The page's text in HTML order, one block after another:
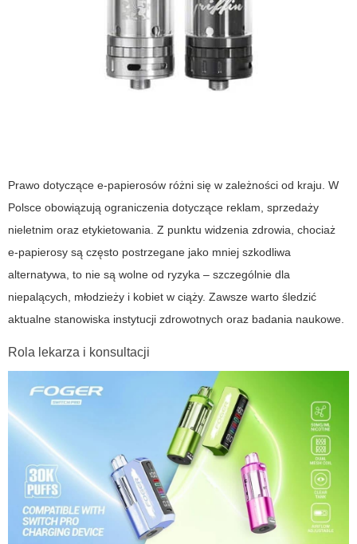
Prawo dotyczące e‑papierosów różni się w zależności od kraju. W
Polsce obowiązują ograniczenia dotyczące reklam, sprzedaży
nieletnim oraz etykietowania. Z punktu widzenia zdrowia, chociaż
e‑papierosy są często postrzegane jako mniej szkodliwa
alternatywa, to nie są wolne od ryzyka – szczególnie dla
niepalących, młodzieży i kobiet w ciąży. Zawsze warto śledzić
aktualne stanowiska instytucji zdrowotnych oraz badania naukowe.
Rola lekarza i konsultacji